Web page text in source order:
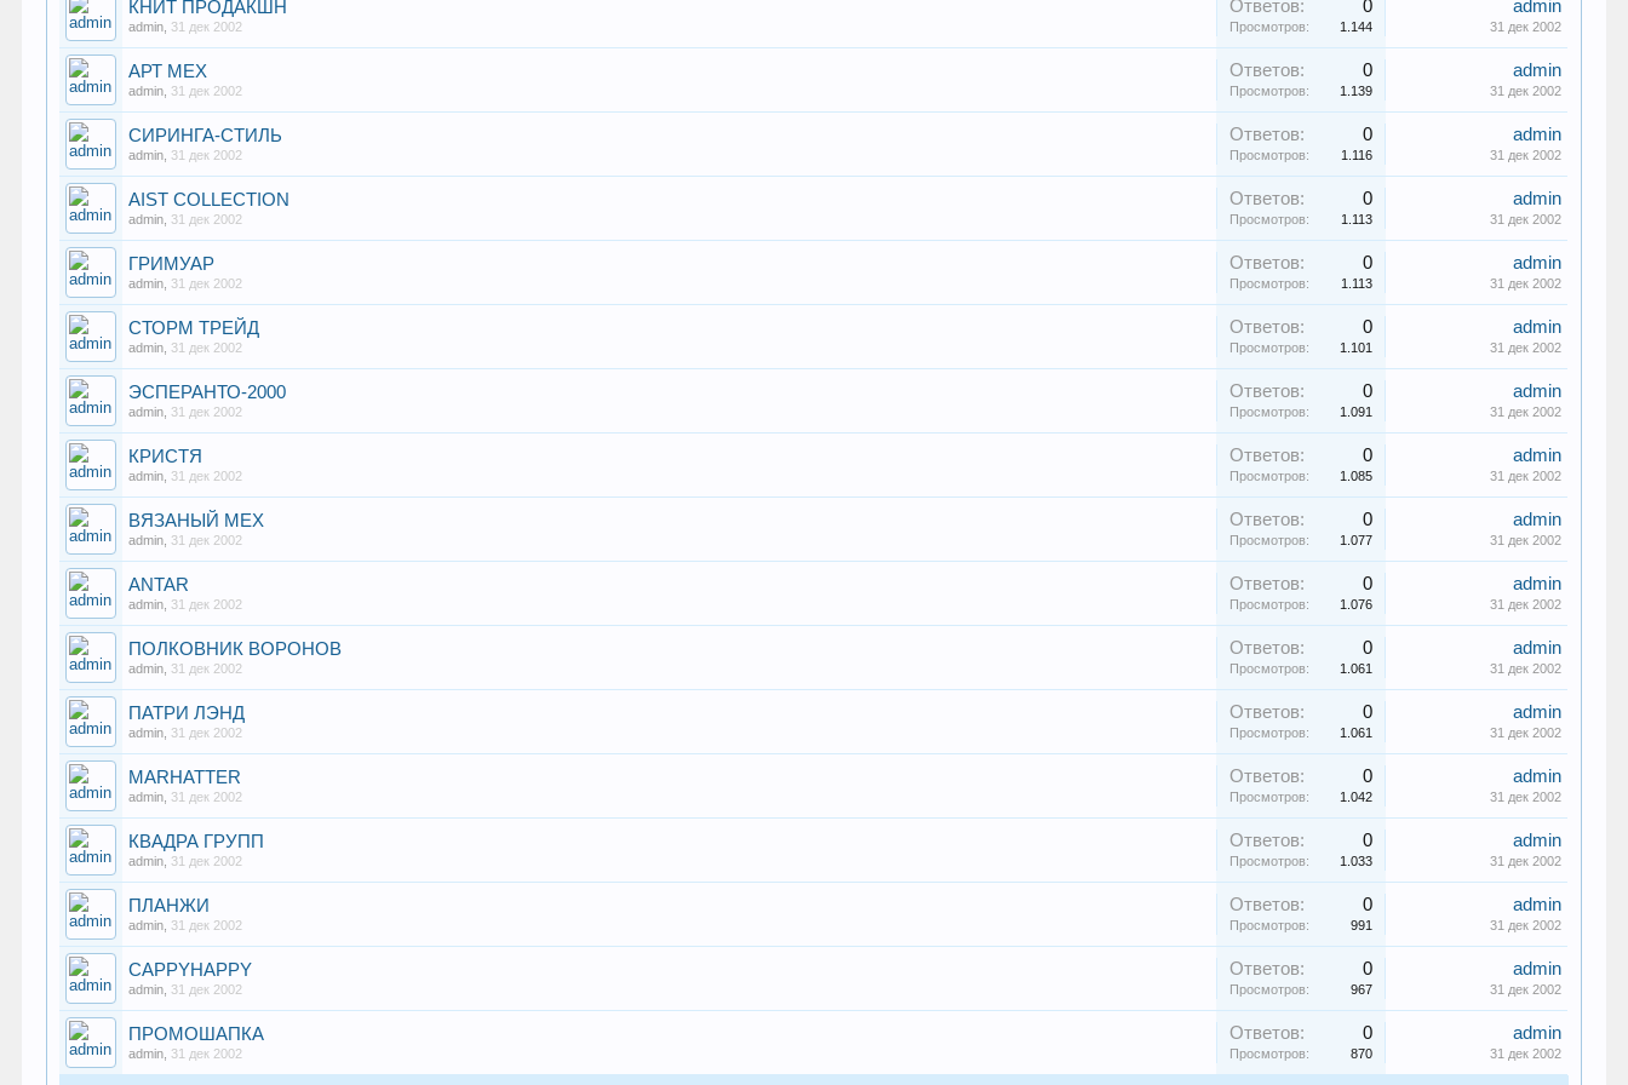
КНИТ ПРОДАКШН
admin 31 дек 2002
Ответов: 0
Просмотров: 1.144
admin
31 дек 2002
АРТ МЕХ
admin 31 дек 2002
Ответов: 0
Просмотров: 1.139
admin
31 дек 2002
СИРИНГА-СТИЛЬ
admin 31 дек 2002
Ответов: 0
Просмотров: 1.116
admin
31 дек 2002
AIST COLLECTION
admin 31 дек 2002
Ответов: 0
Просмотров: 1.113
admin
31 дек 2002
ГРИМУАР
admin 31 дек 2002
Ответов: 0
Просмотров: 1.113
admin
31 дек 2002
СТОРМ ТРЕЙД
admin 31 дек 2002
Ответов: 0
Просмотров: 1.101
admin
31 дек 2002
ЭСПЕРАНТО-2000
admin 31 дек 2002
Ответов: 0
Просмотров: 1.091
admin
31 дек 2002
КРИСТЯ
admin 31 дек 2002
Ответов: 0
Просмотров: 1.085
admin
31 дек 2002
ВЯЗАНЫЙ МЕХ
admin 31 дек 2002
Ответов: 0
Просмотров: 1.077
admin
31 дек 2002
ANTAR
admin 31 дек 2002
Ответов: 0
Просмотров: 1.076
admin
31 дек 2002
ПОЛКОВНИК ВОРОНОВ
admin 31 дек 2002
Ответов: 0
Просмотров: 1.061
admin
31 дек 2002
ПАТРИ ЛЭНД
admin 31 дек 2002
Ответов: 0
Просмотров: 1.061
admin
31 дек 2002
MARHATTER
admin 31 дек 2002
Ответов: 0
Просмотров: 1.042
admin
31 дек 2002
КВАДРА ГРУПП
admin 31 дек 2002
Ответов: 0
Просмотров: 1.033
admin
31 дек 2002
ПЛАНЖИ
admin 31 дек 2002
Ответов: 0
Просмотров: 991
admin
31 дек 2002
CAPPYHAPPY
admin 31 дек 2002
Ответов: 0
Просмотров: 967
admin
31 дек 2002
ПРОМОШАПКА
admin 31 дек 2002
Ответов: 0
Просмотров: 870
admin
31 дек 2002